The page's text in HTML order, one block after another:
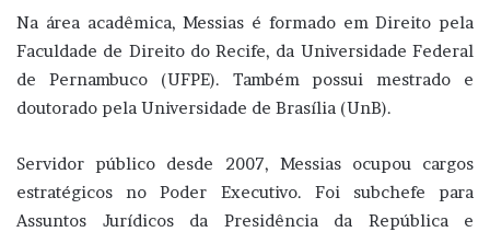
Na área acadêmica, Messias é formado em Direito pela
Faculdade de Direito do Recife, da Universidade Federal
de Pernambuco (UFPE). Também possui mestrado e
doutorado pela Universidade de Brasília (UnB).
Servidor público desde 2007, Messias ocupou cargos
estratégicos no Poder Executivo. Foi subchefe para
Assuntos Jurídicos da Presidência da República e